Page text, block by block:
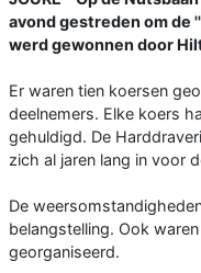
avond gestreden om de
werd gewonnen door
Er waren tien koersen
deelnemers. Elke koers
gehuldigd. De
zich al jaren lang in voor
De
belangstelling. Ook
georganiseerd.